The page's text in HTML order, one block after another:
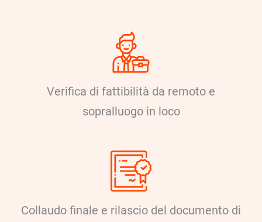
Verifica di fattibilità da remoto e
sopralluogo in loco
Collaudo finale e rilascio del documento di